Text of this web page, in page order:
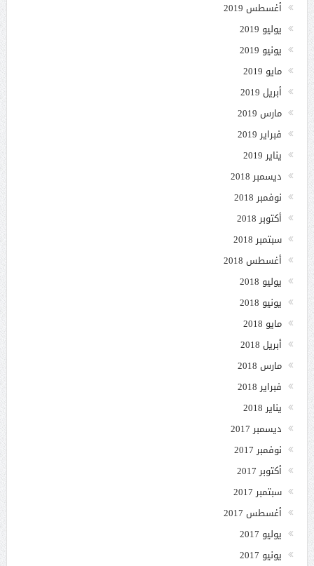
أغسطس 2019
يوليو 2019
يونيو 2019
مايو 2019
أبريل 2019
مارس 2019
فبراير 2019
يناير 2019
ديسمبر 2018
نوفمبر 2018
أكتوبر 2018
سبتمبر 2018
أغسطس 2018
يوليو 2018
يونيو 2018
مايو 2018
أبريل 2018
مارس 2018
فبراير 2018
يناير 2018
ديسمبر 2017
نوفمبر 2017
أكتوبر 2017
سبتمبر 2017
أغسطس 2017
يوليو 2017
يونيو 2017